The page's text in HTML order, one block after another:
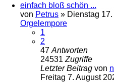
einfach bloß schön ...
von Petrus » Dienstag
Orgelempore
1
2
47 Antworten
24531 Zugriffe
Letzter Beitrag von
Freitag 7. August